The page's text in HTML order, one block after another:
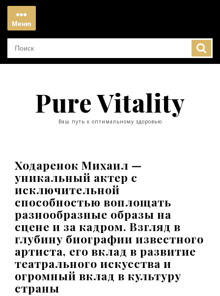
Перейти
содержимому
Меню
Меню
Pure Vitality
Ваш путь к оптимальному здоровью
Ходаренок Михаил —
уникальный актер с
исключительной
способностью воплощать
разнообразные образы на
сцене и за кадром. Взгляд в
глубину биографии известного
артиста, его вклад в развитие
театрального искусства и
огромный вклад в культуру
страны